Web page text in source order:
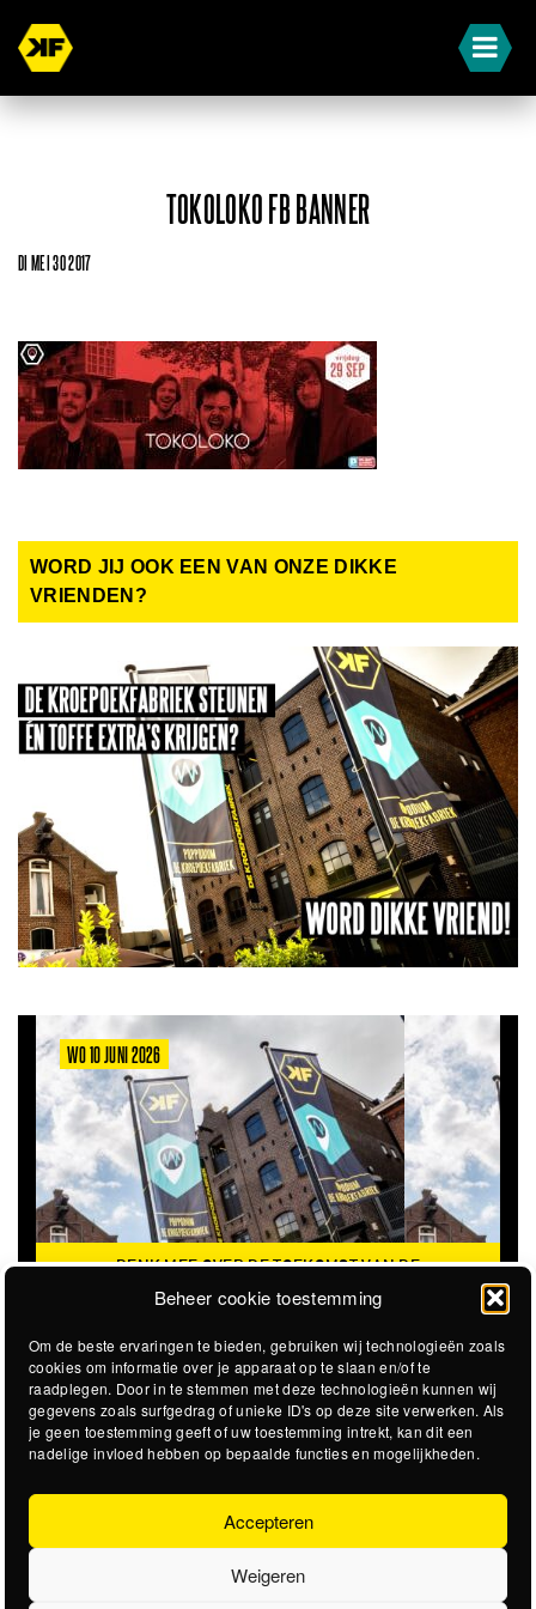
Beheer cookie toestemming
Om de beste ervaringen te bieden, gebruiken wij technologieën zoals
cookies om informatie over je apparaat op te slaan en/of te
raadplegen. Door in te stemmen met deze technologieën kunnen wij
gegevens zoals surfgedrag of unieke ID's op deze site verwerken. Als
je geen toestemming geeft of uw toestemming intrekt, kan dit een
nadelige invloed hebben op bepaalde functies en mogelijkheden.
Accepteren
Weigeren
TOKOLOKO FB BANNER
DI MEI 30 2017
WORD JIJ OOK EEN VAN ONZE DIKKE
VRIENDEN?
WO 10 JUNI 2026
DENK MEE OVER DE TOEKOMST VAN DE
KROEPOEKFABRIEK